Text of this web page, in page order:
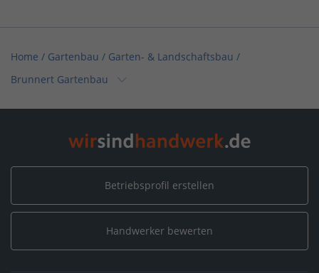
Home / Gartenbau / Garten- & Landschaftsbau /
Brunnert Gartenbau
Home / Bayern / Blaichach / Brunnert Gartenbau
Betriebsprofil erstellen
Handwerker bewerten